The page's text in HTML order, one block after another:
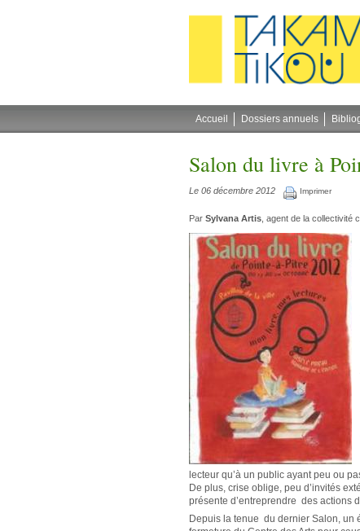
Accueil Dossiers annuels
Salon du livre à
Le 06 décembre 2012 Imprimer
Par Sylvana Artis , agent de la collectivité
lecteur qu’à un public ayant peu ou
De plus, crise oblige, peu d’invités
présente d’entreprendre des actions
Depuis la tenue du dernier Salon, un